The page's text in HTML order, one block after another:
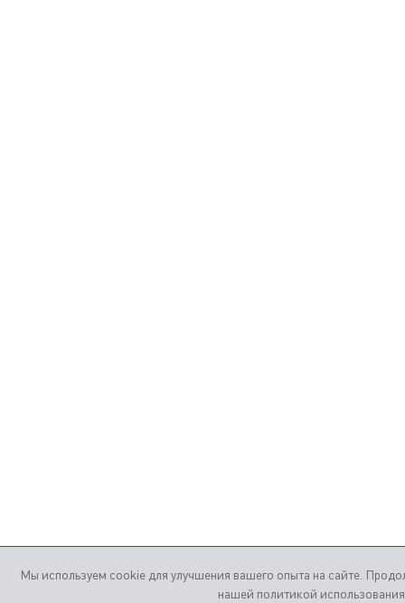
Мы используем cookie для улучшения вашего опыта на сайте.
нашей политикой